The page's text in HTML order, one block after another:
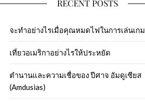
RECENT POSTS
จะทำอย่างไรเมื่อคุณหมดไฟในการเล่นเกม
เที่ยวอเมริกาอย่างไรให้ประหยัด
ตำนานและความเชื่อของ ปีศาจ อัมดูเซียส
(Amdusias)